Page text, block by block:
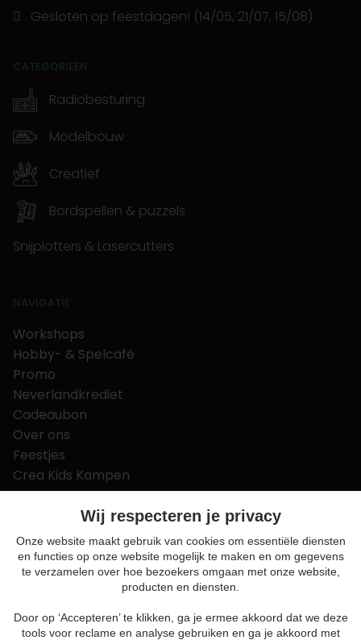
Gesloten op feestdagen! (14/05, 21/07, 15/08)
CATEGORIEËN
Radiobesturing
Modelbouw
Creatief
Bordspellen & puzzels
Snijplotters & Lasercutters
NAVIGATIE
Workshops
Hobby- & Spelcafé
Promo
Neverlandkrediet
Cadeaubon
Over ons
Feestjes
Crea Kids Kampen
FAQ
Tips & tricks
Contact
Nieuws & Vacatures
Algemene voorwaarden
Wij respecteren je privacy
Onze website maakt gebruik van cookies om essentiële diensten
en functies op onze website mogelijk te maken en om gegevens
te verzamelen over hoe bezoekers omgaan met onze website,
producten en diensten.
Door op ‘Accepteren’ te klikken, ga je ermee akkoord dat we deze
tools voor reclame en analyse gebruiken en ga je akkoord met